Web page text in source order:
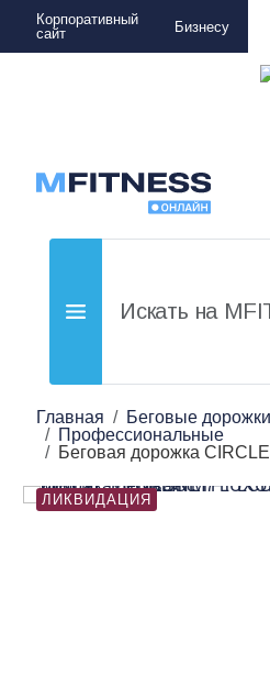
Корпоративный
сайт
Бизнесу
Главная
Беговые дорожки
Профессиональные
Беговая дорожка
ЛИКВИДАЦИЯ